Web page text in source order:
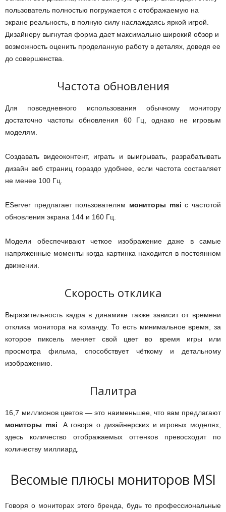
пользователь полностью погружается с отображаемую на
экране реальность, в полную силу наслаждаясь яркой игрой.
Дизайнеру выгнутая форма дает максимально широкий обзор и
возможность оценить проделанную работу в деталях, доведя ее
до совершенства.
Частота обновления
Для повседневного использования обычному монитору
достаточно частоты обновления 60 Гц, однако не игровым
моделям.
Создавать видеоконтент, играть и выигрывать, разрабатывать
дизайн веб страниц гораздо удобнее, если частота составляет
не менее 100 Гц.
EServer предлагает пользователям мониторы msiс частотой
обновления экрана 144 и 160 Гц.
Модели обеспечивают четкое изображение даже в самые
напряженные моменты когда картинка находится в постоянном
движении.
Скорость отклика
Выразительность кадра в динамике также зависит от времени
отклика монитора на команду. То есть минимальное время, за
которое пиксель меняет свой цвет во время игры или
просмотра фильма, способствует чёткому и детальному
изображению.
Палитра
16,7 миллионов цветов — это наименьшее, что вам предлагают
мониторы msi . А говоря о дизайнерских и игровых моделях,
здесь количество отображаемых оттенков превосходит по
количеству миллиард.
Весомые плюсы мониторов МSI
Говоря о мониторах этого бренда, будь то профессиональные